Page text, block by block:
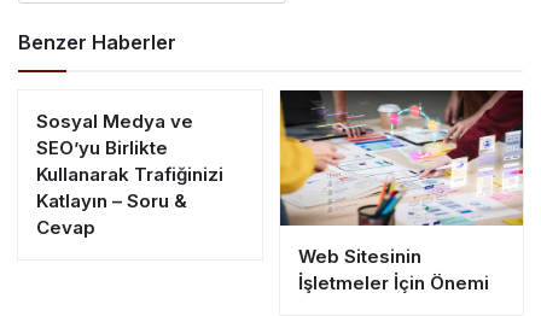
Benzer Haberler
Sosyal Medya ve
SEO’yu Birlikte
Kullanarak Trafiğinizi
Katlayın – Soru &
Cevap
Web Sitesinin
İşletmeler İçin Önemi